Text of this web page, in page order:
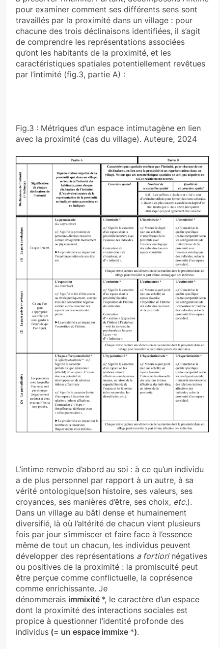
pour examiner comment ses différents sens sont
travaillés par la proximité dans un village : pour
chacune des trois déclinaisons identifiées, il s’agit
de comprendre les représentations associées
qu’ont les habitants de la proximité, et les
caractéristiques spatiales potentiellement revêtues
par l’intimité (fig.3, partie A) :
Fig.3 : Métriques d’un espace intimutagène en lien
avec la proximité (cas du village). Auteure, 2024
L’intime renvoie d’abord au soi : à ce qu’un individu
a de plus personnel par rapport à un autre, à sa
vérité ontologique(son histoire, ses valeurs, ses
croyances, ses manières d’être, ses choix, etc.).
Dans un village au bâti dense et humainement
diversifié, là où l’altérité de chacun vient plusieurs
fois par jour s’immiscer et faire face à l’essence
même de tout un chacun, les individus peuvent
développer des représentations a fortiorinégatives
ou positives de la proximité : la promiscuité peut
être perçue comme conflictuelle, la coprésence
comme enrichissante. Je
dénommerais immixité *, le caractère d’un espace
dont la proximité des interactions sociales est
propice à questionner l’identité profonde des
individus (= un espace immixe *).